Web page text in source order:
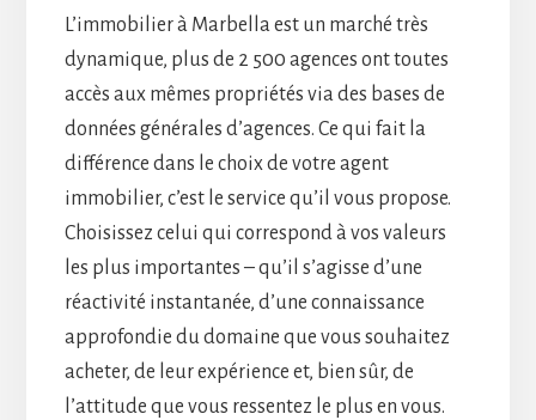
L’immobilier à Marbella est un marché très
dynamique, plus de 2 500 agences ont toutes
accès aux mêmes propriétés via des bases de
données générales d’agences. Ce qui fait la
différence dans le choix de votre agent
immobilier, c’est le service qu’il vous propose.
Choisissez celui qui correspond à vos valeurs
les plus importantes – qu’il s’agisse d’une
réactivité instantanée, d’une connaissance
approfondie du domaine que vous souhaitez
acheter, de leur expérience et, bien sûr, de
l’attitude que vous ressentez le plus en vous.